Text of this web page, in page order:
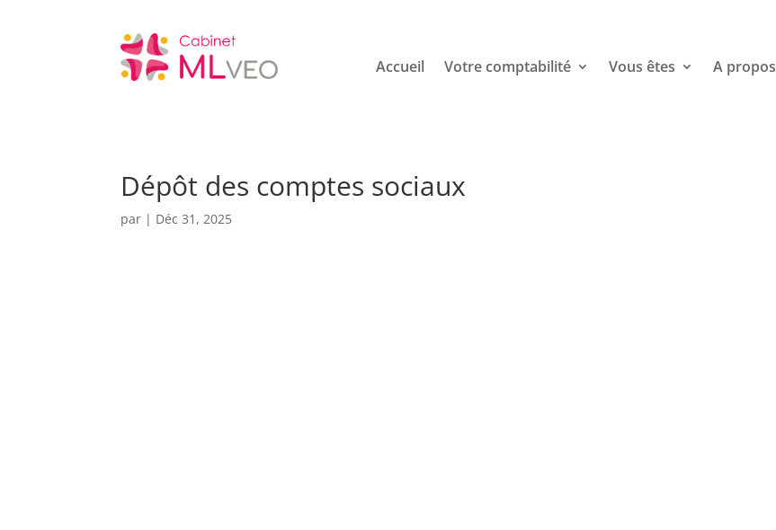
Accueil Votre comptabilité Vous êtes A propos
Dépôt des comptes sociaux
par | Déc 31, 2025